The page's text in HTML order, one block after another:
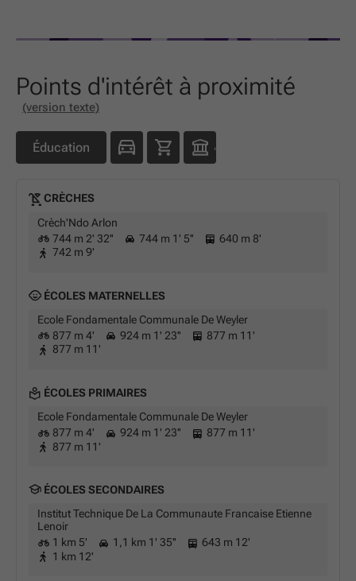
Points d'intérêt à proximité
(version texte)
Éducation
CRÈCHES
Crèch'Ndo Arlon
744 m 2' 32''
744 m 1' 5''
640 m 8'
742 m 9'
ÉCOLES MATERNELLES
Ecole Fondamentale Communale De Weyler
877 m 4'
924 m 1' 23''
877 m 11'
877 m 11'
ÉCOLES PRIMAIRES
Ecole Fondamentale Communale De Weyler
877 m 4'
924 m 1' 23''
877 m 11'
877 m 11'
ÉCOLES SECONDAIRES
Institut Technique De La Communaute Francaise Etienne
Lenoir
1 km 5'
1,1 km 1' 35''
643 m 12'
1 km 12'